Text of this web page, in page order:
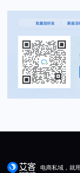
电商私域，就